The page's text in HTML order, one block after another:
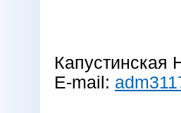
Капустинская
E-mail: